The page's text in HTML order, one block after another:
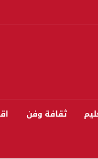
ثقافة وفن